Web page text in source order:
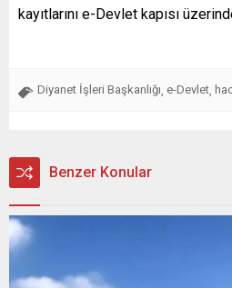
kayıtlarını e-Devlet kapısı
Diyanet İşleri Başkanlığı e-Devlet
Benzer Konular